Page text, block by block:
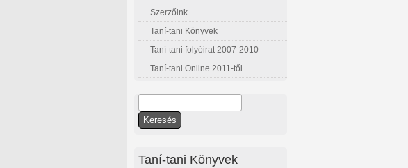
Szerzőink
Taní-tani Könyvek
Taní-tani folyóirat 2007-2010
Taní-tani Online 2011-től
Keresés űrlap
Taní-tani Könyvek